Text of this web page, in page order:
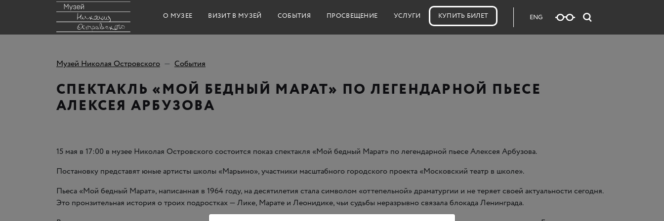
О МУЗЕЕ ВИЗИТ В МУЗЕЙ СОБЫТИЯ ПРОСВЕЩЕНИЕ УСЛУГИ КУПИТЬ БИЛЕТ ENG
Музей Николая Островского События
СПЕКТАКЛЬ «МОЙ БЕДНЫЙ МАРАТ» ПО ЛЕГЕНДАРНОЙ ПЬЕСЕ
АЛЕКСЕЯ АРБУЗОВА
15 мая в 17:00 в музее Николая Островского состоится показ спектакля «Мой бедный Марат» по легендарной пьесе Алексея Арбузова.
Постановку представят юные артисты школы «Марьино», участники масштабного городского проекта «Московский театр в школе».
Пьеса «Мой бедный Марат», написанная в 1964 году, на десятилетия стала символом «оттепельной» драматургии и не теряет своей актуальности сегодня.
Это пронзительная история о троих подростках — Лике, Марате и Леонидике, чьи судьбы неразрывно связала блокада Ленинграда.